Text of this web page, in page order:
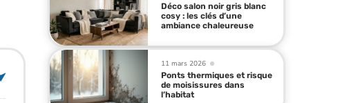
Déco salon noir gris blanc
cosy : les clés d’une
ambiance chaleureuse
11 mars 2026
Ponts thermiques et risque
de moisissures dans
l’habitat